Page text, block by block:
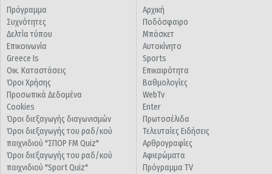
Πρόγραμμα
Συχνότητες
Δελτία τύπου
Επικοινωνία
Greece Is
Οικ. Καταστάσεις
Όροι Χρήσης
Προσωπικά Δεδομένα
Cookies
Όροι διεξαγωγής διαγωνισμών
Όροι διεξαγωγής του ραδ/κού
παιχνιδιού "ΣΠΟΡ FM Quiz"
Όροι διεξαγωγής του ραδ/κού
παιχνιδιού "Sport Quiz"
Αρχική
Ποδόσφαιρο
Μπάσκετ
Αυτοκίνητο
Sports
Επικαιρότητα
Βαθμολογίες
WebTv
Enter
Πρωτοσέλιδα
Τελευταίες Ειδήσεις
Αρθρογραφίες
Αφιερώματα
Πρόγραμμα TV